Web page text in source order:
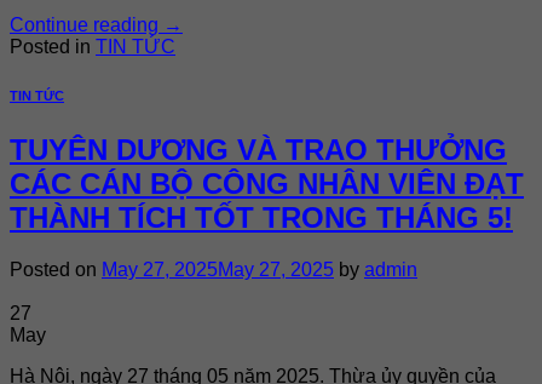
Continue reading →
Posted in TIN TỨC
TIN TỨC
TUYÊN DƯƠNG VÀ TRAO THƯỞNG
CÁC CÁN BỘ CÔNG NHÂN VIÊN ĐẠT
THÀNH TÍCH TỐT TRONG THÁNG 5!
Posted on May 27, 2025May 27, 2025 by admin
27
May
Hà Nội, ngày 27 tháng 05 năm 2025. Thừa ủy quyền của